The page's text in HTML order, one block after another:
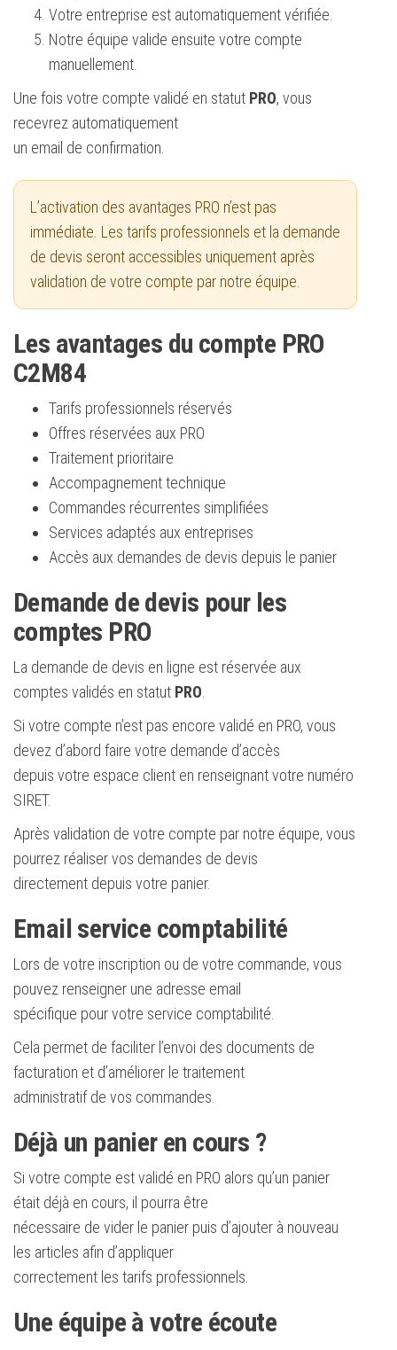
Votre entreprise est automatiquement vérifiée.
Notre équipe valide ensuite votre compte
manuellement.
Une fois votre compte validé en statut PRO, vous
recevrez automatiquement
un email de confirmation.
L’activation des avantages PRO n’est pas
immédiate. Les tarifs professionnels et la demande
de devis seront accessibles uniquement après
validation de votre compte par notre équipe.
Les avantages du compte PRO
C2M84
Tarifs professionnels réservés
Offres réservées aux PRO
Traitement prioritaire
Accompagnement technique
Commandes récurrentes simplifiées
Services adaptés aux entreprises
Accès aux demandes de devis depuis le panier
Demande de devis pour les
comptes PRO
La demande de devis en ligne est réservée aux
comptes validés en statut PRO
Si votre compte n’est pas encore validé en PRO, vous
devez d’abord faire votre demande d’accès
depuis votre espace client en renseignant votre numéro
SIRET.
Après validation de votre compte par notre équipe, vous
pourrez réaliser vos demandes de devis
directement depuis votre panier.
Email service comptabilité
Lors de votre inscription ou de votre commande, vous
pouvez renseigner une adresse email
spécifique pour votre service comptabilité.
Cela permet de faciliter l’envoi des documents de
facturation et d’améliorer le traitement
administratif de vos commandes.
Déjà un panier en cours ?
Si votre compte est validé en PRO alors qu’un panier
était déjà en cours, il pourra être
nécessaire de vider le panier puis d’ajouter à nouveau
les articles afin d’appliquer
correctement les tarifs professionnels.
Une équipe à votre écoute